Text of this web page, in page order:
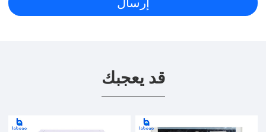
قد يعجبك